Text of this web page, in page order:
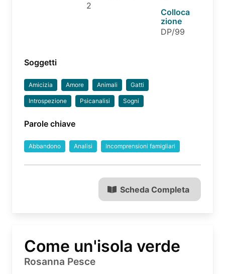
2
Colloca
zione
DP/99
Soggetti
Amicizia Amore Animali Gatti
Introspezione Psicanalisi Sogni
Parole chiave
Abbandono Analisi Incomprensioni famigliari
Scheda Completa
Come un'isola verde
Rosanna Pesce